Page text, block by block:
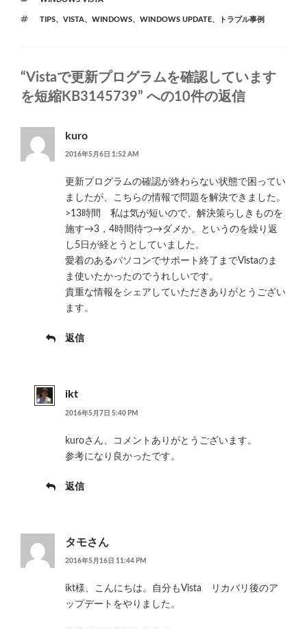
ゴ
タ
TIPS、 VISTA、 WINDOWS、 WINDOWS UPDATE、 トラブル事例
“Vistaで更新プログラムを確認しています
を短縮KB3145739” への10件の返信
kuro
2016年5月6日 1:52 AM
更新プログラムの確認が終わらない状態で困ってい
ましたが、こちらの情報で問題を解決できました。
>13時間 私は気が短いので、解決策らしきものを
施す→3，4時間待つ→ダメか。というのを繰り返
し5日が経とうとしていました。
愛着のあるパソコンでサポート終了までVistaのま
ま使いたかったのでうれしいです。
貴重な情報をシェアしていただきありがとうござい
ます。
返信
ikt
2016年5月7日 5:40 PM
kuroさん、コメントありがとうございます。
参考になり良かったです。
返信
タモさん
2016年5月16日 11:44 PM
ikt様、こんにちは。自分もVista リカバリ後のア
ップデートをやりました。